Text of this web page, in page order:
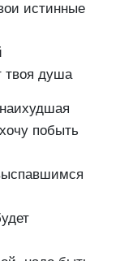
истинные
твоя душа
побыть